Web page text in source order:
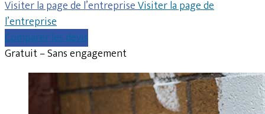
Visiter la page de l’entrepriseVisiter la page de
l’entreprise
Comparer les devis
Gratuit – Sans engagement